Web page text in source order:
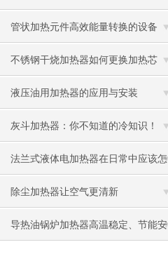
么呢
管状加热元件高效能量转换的设备
不锈钢干烧加热器如何更换加热芯
液压油用加热器的应用与安装
灰斗加热器：你不知道的冷知识！
法兰式液体电加热器在日常中应该怎
样维护保养呢
除尘加热器让空气更清新
导热油锅炉加热器高温稳定、节能安